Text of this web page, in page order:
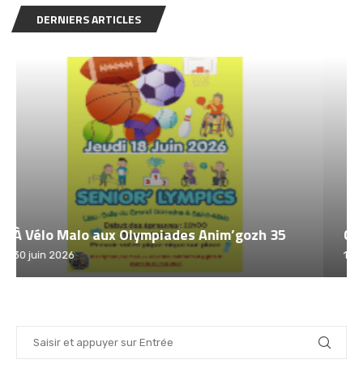
DERNIERS ARTICLES
Challenge Tout à Vélo 2026 – Saint Malo
12 juin 2026